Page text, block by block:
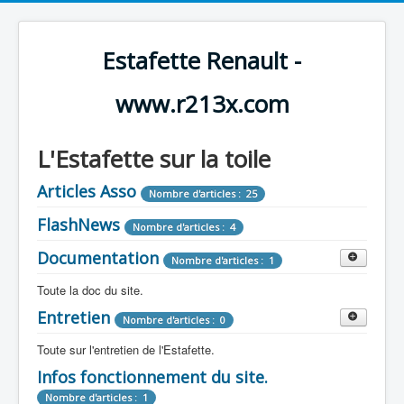
Estafette Renault -
www.r213x.com
L'Estafette sur la toile
Articles Asso Nombre d'articles : 25
FlashNews Nombre d'articles : 4
Documentation Nombre d'articles : 1
Toute la doc du site.
Revue de Presse Nombre d'articles : 9
Tous les articles que l'on a vu sur l'estafette !
Camping Car Nombre d'articles : 3
Entretien Nombre d'articles : 0
Toute sur l'entretien de l'Estafette.
Mécanique Nombre d'articles : 0
Infos fonctionnement du site.
Nombre d'articles : 1